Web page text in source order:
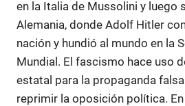
en la Italia de Mussolini y luego
Alemania, donde Adolf Hitler
nación y hundió al mundo en la
Mundial. El fascismo hace uso
estatal para la propaganda
reprimir la oposición política.